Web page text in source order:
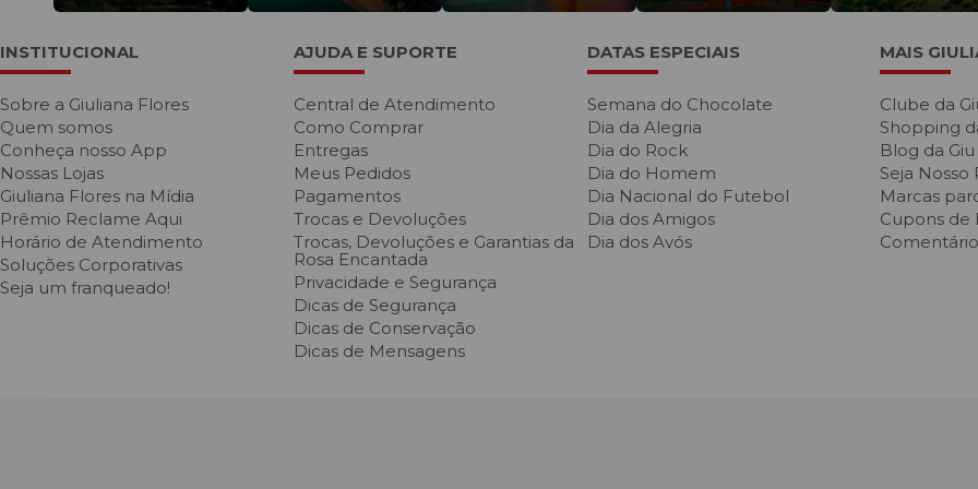
ARRANJOS
com várias flores junto com ramos e folhagens de maneira cuidadosamente estudada.
Os
trazem versatilidade a qualquer ambiente, podendo ser utilizados tanto na decoração dos lares quanto em lojas,
escritórios e eventos.
VASOS
Osvasos de flores artificiais
são vantajosos porque você pode ter uma planta tão bonita quanto a natural e sem a necessidade de
tantos cuidados.
Assim, caso não tenha muito tempo e disposição para regar e ter preocupações em demasia, um jarro de flores artificiais é a
INSTITUCIONAL
Sobre a Giuliana Flores
Quem somos
Conheça nosso App
Nossas Lojas
Giuliana Flores na Mídia
Prêmio Reclame Aqui
Horário de Atendimento
Soluções Corporativas
Seja um franqueado!
AJUDA E SUPORTE
Central de Atendimento
Como Comprar
Entregas
Meus Pedidos
Pagamentos
Trocas e Devoluções
Trocas, Devoluções e Garantias da
Rosa Encantada
Privacidade e Segurança
Dicas de Segurança
Dicas de Conservação
Dicas de Mensagens
DATAS ESPECIAIS
Semana do Chocolate
Dia da Alegria
Dia do Rock
Dia do Homem
Dia Nacional do Futebol
Dia dos Amigos
Dia dos Avós
MAIS
Clube da
Shopping
Blog da Giu
Seja Nosso
Marcas
Cupons de